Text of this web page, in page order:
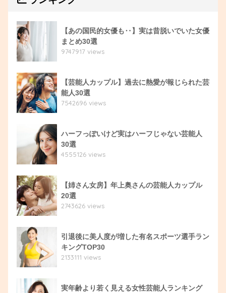
【あの国民的女優も‥】実は昔脱いでいた女優
まとめ30選
9747917 views
【芸能人カップル】過去に熱愛が報じられた芸
能人30選
7542696 views
ハーフっぽいけど実はハーフじゃない芸能人
30選
4555126 views
【姉さん女房】年上奥さんの芸能人カップル
20選
2743626 views
引退後に美人度が増した有名スポーツ選手ラン
キングTOP30
2133111 views
実年齢より若く見える女性芸能人ランキング